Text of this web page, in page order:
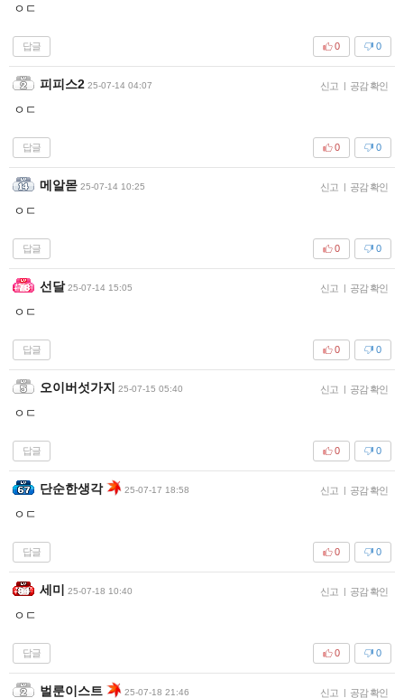
ㅇㄷ
답글 0
0
피피스2 25-07-14 04:07 신고 | 공감 확인
ㅇㄷ
답글 0
0
메알몯 25-07-14 10:25 신고 | 공감 확인
ㅇㄷ
답글 0
0
선달 25-07-14 15:05 신고 | 공감 확인
ㅇㄷ
답글 0
0
오이버섯가지 25-07-15 05:40 신고 | 공감 확인
ㅇㄷ
답글 0
0
단순한생각 25-07-17 18:58 신고 | 공감 확인
ㅇㄷ
답글 0
0
세미 25-07-18 10:40 신고 | 공감 확인
ㅇㄷ
답글 0
0
벌룬이스트 25-07-18 21:46 신고 | 공감 확인